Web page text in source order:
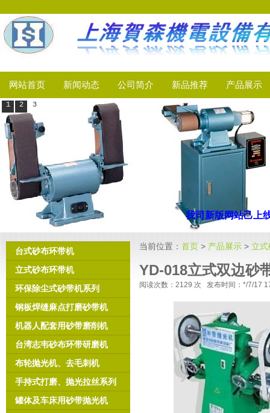
网站首页 新闻动态 公司简介 新品推荐 产品展示
1 2 3
台式砂布环带机
立式砂布环带机
环保除尘式砂带机系列
钢板焊缝麻点打磨砂带机
机器人配套用砂带磨削机
台湾志韦砂布环带研磨机
布轮抛光机、去毛刺机
手持式打磨、抛光拉丝系列
罐体及车床用砂带抛光机
当前位置： 首页 > 产品展示 > 立
YD-018立式双边砂
阅读次数： 2129 次 发布时间：*/7/17
我司新版网站己上线